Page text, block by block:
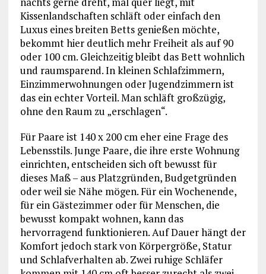
Kissenlandschaften schläft oder einfach den
Luxus eines breiten Betts genießen möchte,
bekommt hier deutlich mehr Freiheit als auf 90
oder 100 cm. Gleichzeitig bleibt das Bett wohnlich
und raumsparend. In kleinen Schlafzimmern,
Einzimmerwohnungen oder Jugendzimmern ist
das ein echter Vorteil. Man schläft großzügig,
ohne den Raum zu „erschlagen“.
Für Paare ist 140 x 200 cm eher eine Frage des
Lebensstils. Junge Paare, die ihre erste Wohnung
einrichten, entscheiden sich oft bewusst für
dieses Maß – aus Platzgründen, Budgetgründen
oder weil sie Nähe mögen. Für ein Wochenende,
für ein Gästezimmer oder für Menschen, die
bewusst kompakt wohnen, kann das
hervorragend funktionieren. Auf Dauer hängt der
Komfort jedoch stark von Körpergröße, Statur
und Schlafverhalten ab. Zwei ruhige Schläfer